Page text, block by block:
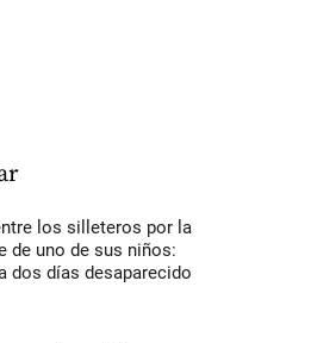
los silleteros por la
de uno de sus niños:
dos días desaparecido